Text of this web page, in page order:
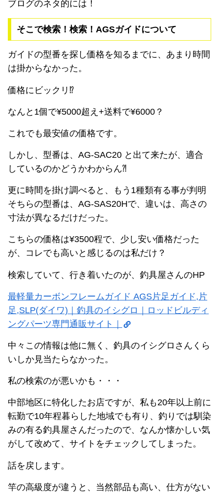
ブログのネタ的には！
そこで検索！検索！AGSガイドについて
ガイドの型番を探し価格を知るまでに、あまり時間
は掛からなかった。
価格にビックリ⁉️
なんと1個で¥5000超え+送料で¥6000？
これでも最安値の価格です。
しかし、型番は、AG-SAC20 と出て来たが、適合
しているのかどうかわからん⁈
更に時間を掛け調べると、もう1種類有る事が判明
そちらの型番は、AG-SAS20Hで、違いは、高さの
寸法が異なるだけだった。
こちらの価格は¥3500程で、少し安い価格だった
が、コレでも高いと感じるのは私だけ？
検索していて、行き着いたのが、釣具屋さんのHP
最軽量カーボンフレームガイド AGS片足ガイド,片
足,SLP(ダイワ)｜釣具のイシグロ｜ロッドビルディ
ングパーツ専門通販サイト｜
中々この情報は他に無く、釣具のイシグロさんくら
いしか見当たらなかった。
私の検索のが悪いかも・・・
中部地区に特化したお店ですが、私も20年以上前に
転勤で10年程暮らした地域でも有り、釣りでは馴染
みの有る釣具屋さんだったので、なんか懐かしい気
がして改めて、サイトをチェックしてしまった。
話を戻します。
竿の高級度が違うと、当然部品も高い、仕方がない